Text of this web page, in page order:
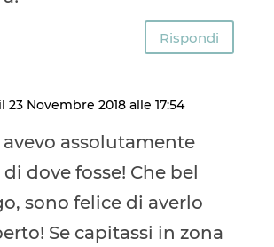
Rispondi
il 23 Novembre 2018 alle 17:54
avevo assolutamente
dove fosse! Che bel
sono felice di averlo
Se capitassi in zona